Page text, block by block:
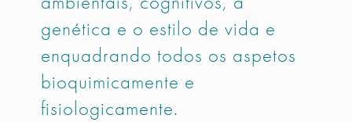
genética e o estilo de vida e
enquadrando todos os aspetos
bioquimicamente e
fisiologicamente.